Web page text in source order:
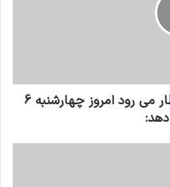
برخی از اخبار و اتفاقاتی که انتظار می رود امروز چهارشنبه 6